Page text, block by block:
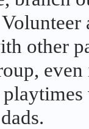
other